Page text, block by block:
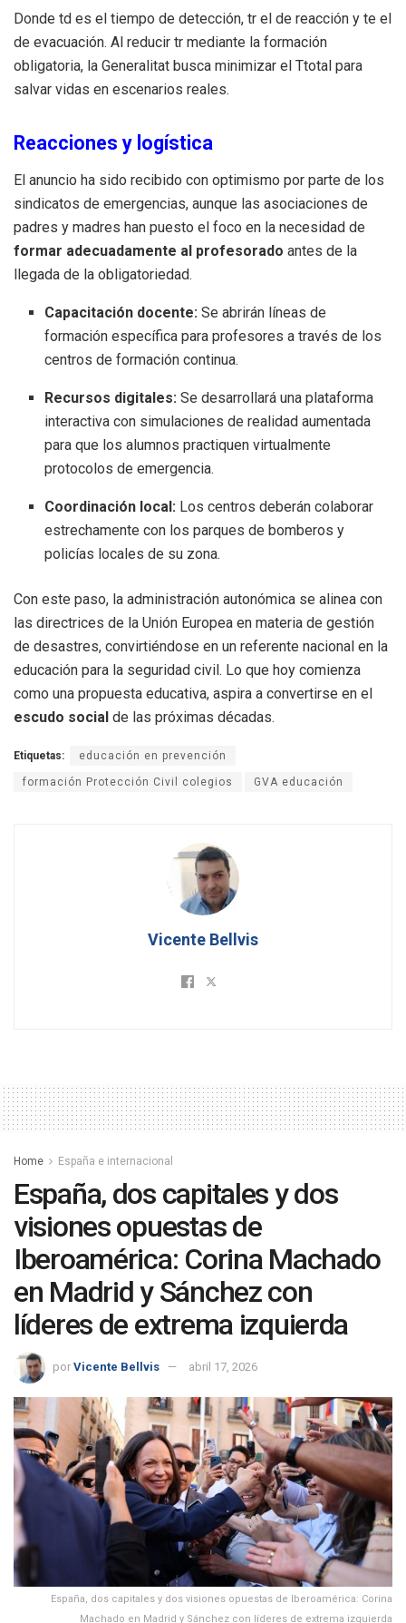
Donde td es el tiempo de detección, tr el de reacción y te el
de evacuación. Al reducir tr mediante la formación
obligatoria, la Generalitat busca minimizar el Ttota para
salvar vidas en escenarios reales.
Reacciones y logística
El anuncio ha sido recibido con optimismo por parte de los
sindicatos de emergencias, aunque las asociaciones de
padres y madres han puesto el foco en la necesidad de
formar adecuadamente al profesorado antes de la
llegada de la obligatoriedad.
Capacitación docente: Se abrirán líneas de
formación específica para profesores a través de los
centros de formación continua.
Recursos digitales: Se desarrollará una plataforma
interactiva con simulaciones de realidad aumentada
para que los alumnos practiquen virtualmente
protocolos de emergencia.
Coordinación local: Los centros deberán colaborar
estrechamente con los parques de bomberos y
policías locales de su zona.
Con este paso, la administración autonómica se alinea con
las directrices de la Unión Europea en materia de gestión
de desastres, convirtiéndose en un referente nacional en la
educación para la seguridad civil. Lo que hoy comienza
como una propuesta educativa, aspira a convertirse en el
escudo social de las próximas décadas.
Etiquetas: educación en prevención
formación Protección Civil colegios GVA educación
Vicente Bellvis
Home España e internacional
España, dos capitales y dos
visiones opuestas de
Iberoamérica: Corina Machado
en Madrid y Sánchez con
líderes de extrema izquierda
por Vicente Bellvis abril 17, 2026
España, dos capitales y dos visiones opuestas de Iberoamérica: Corina
Machado en Madrid y Sánchez con líderes de extrema izquierda